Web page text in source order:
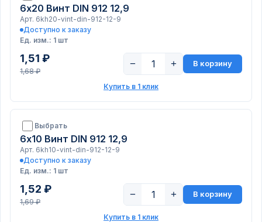
6х20 Винт DIN 912 12,9
Арт. 6kh20-vint-din-912-12-9
Доступно к заказу
Ед. изм.: 1 шт
1,51 ₽
1,68 ₽
− + В корзину
Купить в 1 клик
Выбрать
6х10 Винт DIN 912 12,9
Арт. 6kh10-vint-din-912-12-9
Доступно к заказу
Ед. изм.: 1 шт
1,52 ₽
1,69 ₽
− + В корзину
Купить в 1 клик